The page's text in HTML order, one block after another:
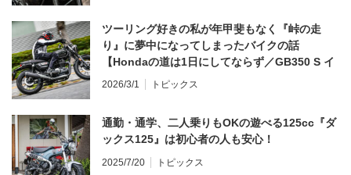
ツーリング好きの私が年甲斐もなく『峠の走
り』に夢中になってしまったバイクの話
【Hondaの道は1日にしてならず／GB350 S イ
ンプレ・レビュー 前編】
2026/3/1 トピックス
通勤・通学、二人乗りもOKの遊べる125cc『ダ
ックス125』は初心者の人も安心！
2025/7/20 トピックス